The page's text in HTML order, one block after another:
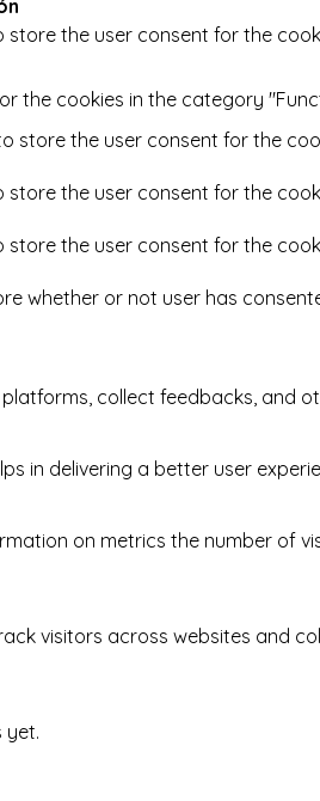
store the user consent for the
the cookies in the category
store the user consent for the
store the user consent for the
store the user consent for the
whether or not user has
collect feedbacks, and
in delivering a better user
on metrics the number of
visitors across websites and
yet.